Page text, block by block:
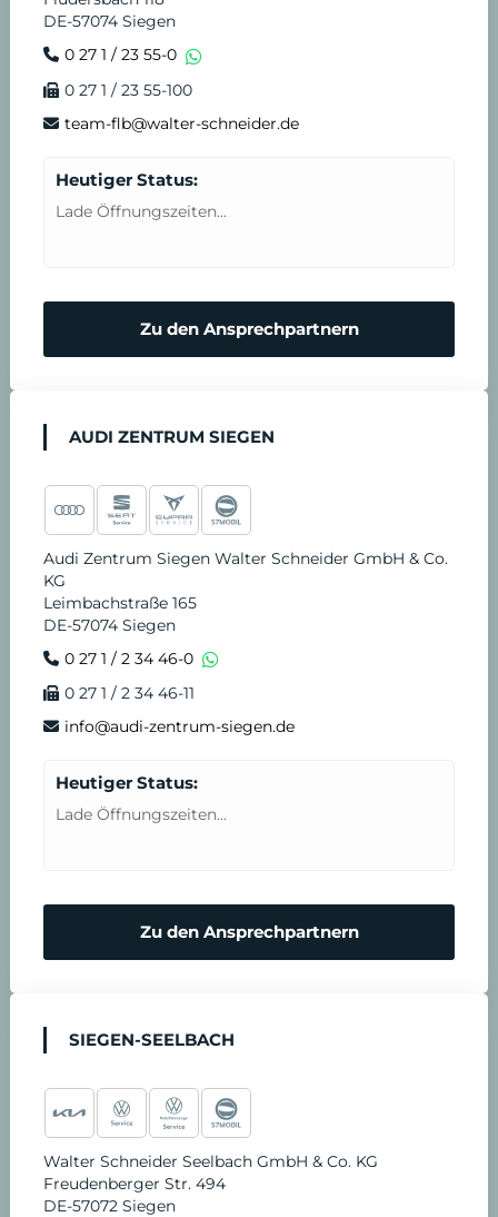
r
DE-57074 Siegen
0 27 1 / 23 55-0
0 27 1 / 23 55-100
team-flb@walter-schneider.de
Heutiger Status:
Lade Öffnungszeiten...
Zu den Ansprechpartnern
AUDI ZENTRUM SIEGEN
Audi Zentrum Siegen Walter Schneider GmbH & Co.
KG
Leimbachstraße 165
DE-57074 Siegen
0 27 1 / 2 34 46-0
0 27 1 / 2 34 46-11
info@audi-zentrum-siegen.de
Heutiger Status:
Lade Öffnungszeiten...
Zu den Ansprechpartnern
SIEGEN-SEELBACH
Walter Schneider Seelbach GmbH & Co. KG
Freudenberger Str. 494
DE-57072 Siegen